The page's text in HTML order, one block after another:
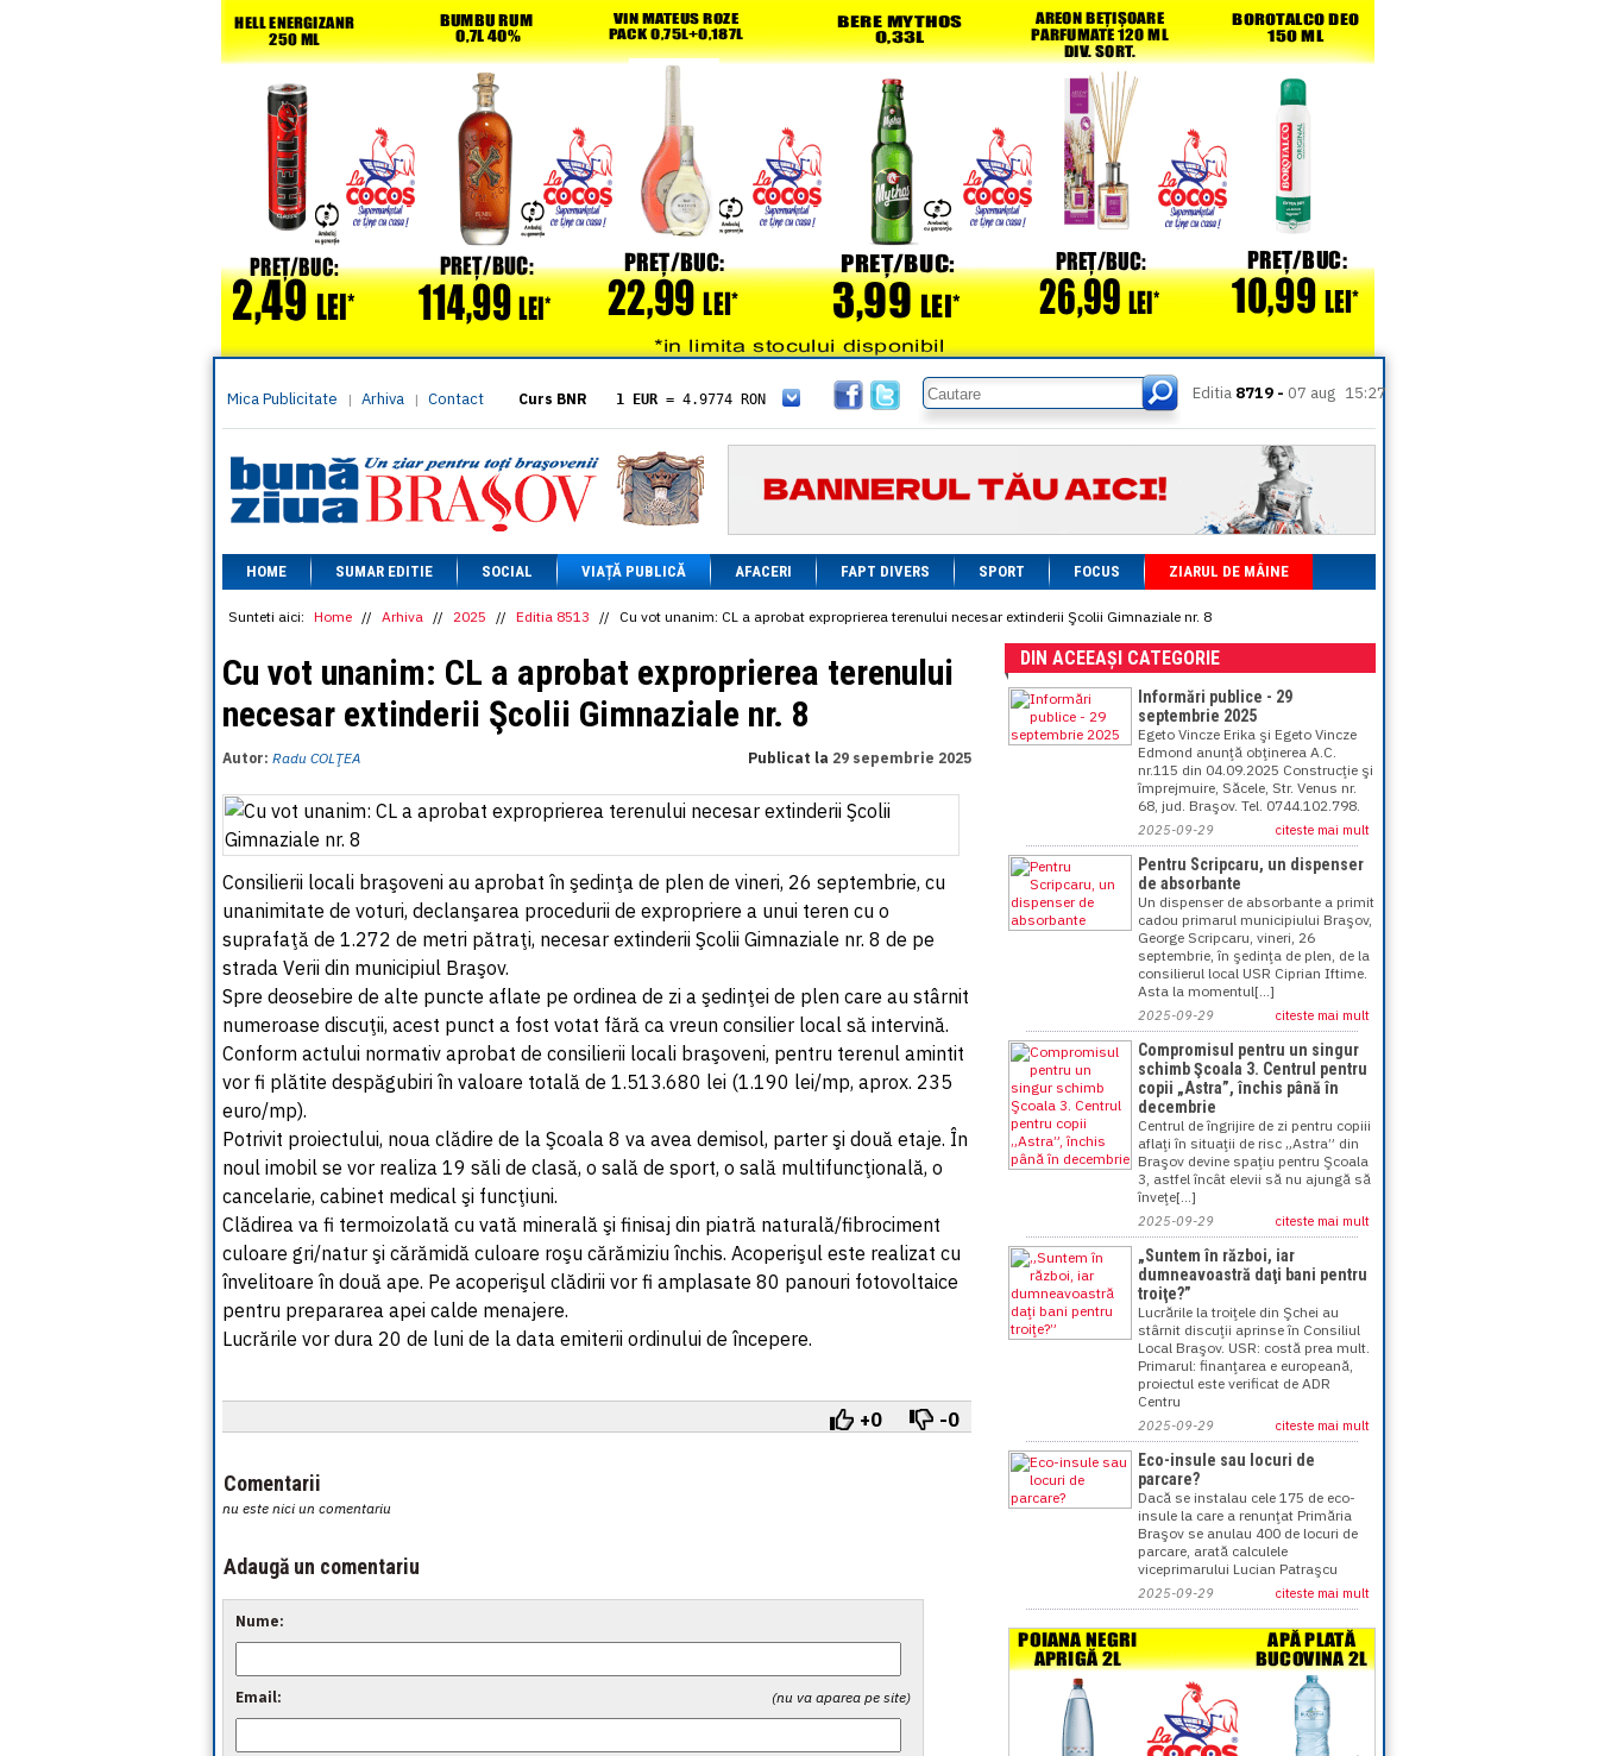
Mica Publicitate | Arhiva | Contact Curs BNR 1 EUR = 4.9774 RON
= 5.8304 RON
1 XAU= 464.4611 RON
1 AED= 1.1933 RON
1 AUD= 2.7957 RON
1 BGN= 2.5449 RON
1 CAD= 3.1559 RON
1 CHF= 5.2813 RON
1 CNY= 0.6015 RON
= 0.6668 RON
1 EGP= 0.0860 RON
= 1.2223 RON
1 INR= 0.0513 RON
= 0.3047 RON
1 MXN= 0.2227 RON
1 PLN
= 1.1646 RON
1 RSD= 0.0425 RON
1 RUB= 0.0530 RON
1 SEK= 0.4526 RON
1 XDR= 5.9383 RON
1 ZAR= 0.2318 RON
Editia 8719 - 07 aug 15:27
HOME SUMAR EDITIE SOCIAL VIAȚĂ PUBLICĂ AFACERI FAPT DIVERS SPORT FOCUS ZIARUL DE MÂINE
Sunteti aici: Home // Arhiva // 2025 // Editia 8513 // Cu vot unanim: CL a aprobat exproprierea terenului necesar extinderii Şcolii Gimnaziale nr. 8
Cu vot unanim: CL a aprobat exproprierea terenului
necesar extinderii Şcolii Gimnaziale nr. 8
Autor: Radu COLŢEA Publicat la 29 sepembrie 2025
Consilierii locali braşoveni au aprobat în şedinţa de plen de vineri, 26 septembrie, cu
unanimitate de voturi, declanşarea procedurii de expropriere a unui teren cu o
suprafaţă de 1.272 de metri pătraţi, necesar extinderii Şcolii Gimnaziale nr. 8 de pe
strada Verii din municipiul Braşov.
Spre deosebire de alte puncte aflate pe ordinea de zi a şedinţei de plen care au stârnit
numeroase discuţii, acest punct a fost votat fără ca vreun consilier local să intervină.
Conform actului normativ aprobat de consilierii locali braşoveni, pentru terenul amintit
vor fi plătite despăgubiri în valoare totală de 1.513.680 lei (1.190 lei/mp, aprox. 235
euro/mp).
Potrivit proiectului, noua clădire de la Şcoala 8 va avea demisol, parter şi două etaje. În
noul imobil se vor realiza 19 săli de clasă, o sală de sport, o sală multifuncţională, o
cancelarie, cabinet medical şi funcţiuni.
Clădirea va fi termoizolată cu vată minerală şi finisaj din piatră naturală/fibrociment
culoare gri/natur şi cărămidă culoare roşu cărămiziu închis. Acoperişul este realizat cu
învelitoare în două ape. Pe acoperişul clădirii vor fi amplasate 80 panouri fotovoltaice
pentru prepararea apei calde menajere.
Lucrările vor dura 20 de luni de la data emiterii ordinului de începere.
+0 -0
Comentarii
nu este nici un comentariu
Adaugă un comentariu
Nume:
(nu va aparea pe site)
Email:
DIN ACEEAȘI CATEGORIE
Informări publice - 29
septembrie 2025
Egeto Vincze Erika şi Egeto Vincze
Edmond anunţă obţinerea A.C.
nr.115 din 04.09.2025 Construcţie şi
împrejmuire, Săcele, Str. Venus nr.
68, jud. Braşov. Tel. 0744.102.798.
2025-09-29 citeste mai mult
Pentru Scripcaru, un dispenser
de absorbante
Un dispenser de absorbante a primit
cadou primarul municipiului Braşov,
George Scripcaru, vineri, 26
septembrie, în şedinţa de plen, de la
consilierul local USR Ciprian Iftime.
Asta la momentul[...]
2025-09-29 citeste mai mult
Compromisul pentru un singur
schimb Şcoala 3. Centrul pentru
copii „Astra”, închis până în
decembrie
Centrul de îngrijire de zi pentru copiii
aflaţi în situaţii de risc „Astra” din
Braşov devine spaţiu pentru Şcoala
3, astfel încât elevii să nu ajungă să
înveţe[...]
2025-09-29 citeste mai mult
„Suntem în război, iar
dumneavoastră daţi bani pentru
troiţe?”
Lucrările la troiţele din Şchei au
stârnit discuţii aprinse în Consiliul
Local Braşov. USR: costă prea mult.
Primarul: finanţarea e europeană,
proiectul este verificat de ADR
Centru
2025-09-29 citeste mai mult
Eco-insule sau locuri de
parcare?
Dacă se instalau cele 175 de eco-
insule la care a renunţat Primăria
Braşov se anulau 400 de locuri de
parcare, arată calculele
viceprimarului Lucian Patraşcu
2025-09-29 citeste mai mult